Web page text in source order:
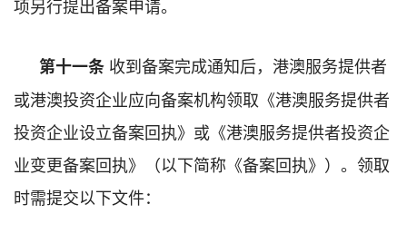
项另行提出备案申请。
第十一条 收到备案完成通知后， 港澳服务提供者
或港澳投资企业应向备案机构领取《港澳服务提供者
投资企业设立备案回执》或《港澳服务提供者投资企
业变更备案回执》（以下简称《备案回执》）。领取
时需提交以下文件：